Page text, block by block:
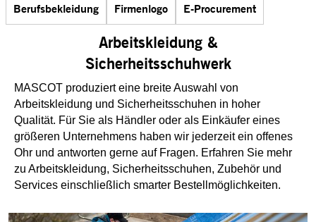
Berufsbekleidung Firmenlogo E-Procurement
Arbeitskleidung &
Sicherheitsschuhwerk
MASCOT produziert eine breite Auswahl von
Arbeitskleidung und Sicherheitsschuhen in hoher
Qualität. Für Sie als Händler oder als Einkäufer eines
größeren Unternehmens haben wir jederzeit ein offenes
Ohr und antworten gerne auf Fragen. Erfahren Sie mehr
zu Arbeitskleidung, Sicherheitsschuhen, Zubehör und
Services einschließlich smarter Bestellmöglichkeiten.